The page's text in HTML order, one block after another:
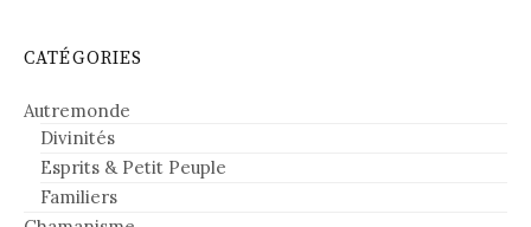
CATÉGORIES
Autremonde
Divinités
Esprits & Petit Peuple
Familiers